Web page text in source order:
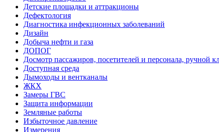
Детские площадки и аттракционы
Дефектология
Диагностика инфекционных заболеваний
Дизайн
Добыча нефти и газа
ДОПОГ
Досмотр пассажиров, посетителей и персонала, ручной
Доступная среда
Дымоходы и вентканалы
ЖКХ
Замеры ГВС
Защита информации
Земляные работы
Избыточное давление
Измерения